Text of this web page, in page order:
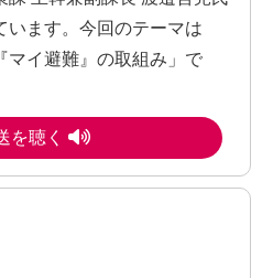
います。今回のテーマは
マイ避難』の取組み」で
を聴く